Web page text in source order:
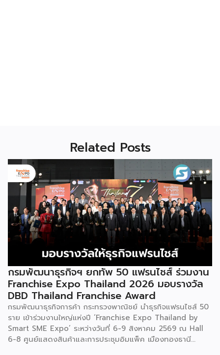
Related Posts
กรมพัฒนาธุรกิจฯ ยกทัพ 50 แฟรนไชส์ ร่วมงาน
Franchise Expo Thailand 2026 มอบรางวัล
DBD Thailand Franchise Award
กรมพัฒนาธุรกิจการค้า กระทรวงพาณิชย์ นำธุรกิจแฟรนไชส์ 50
ราย เข้าร่วมงานใหญ่แห่งปี ‘Franchise Expo Thailand by
Smart SME Expo’ ระหว่างวันที่ 6-9 สิงหาคม 2569 ณ Hall
6-8 ศูนย์แสดงสินค้าและการประชุมอิมแพ็ค เมืองทองธานี